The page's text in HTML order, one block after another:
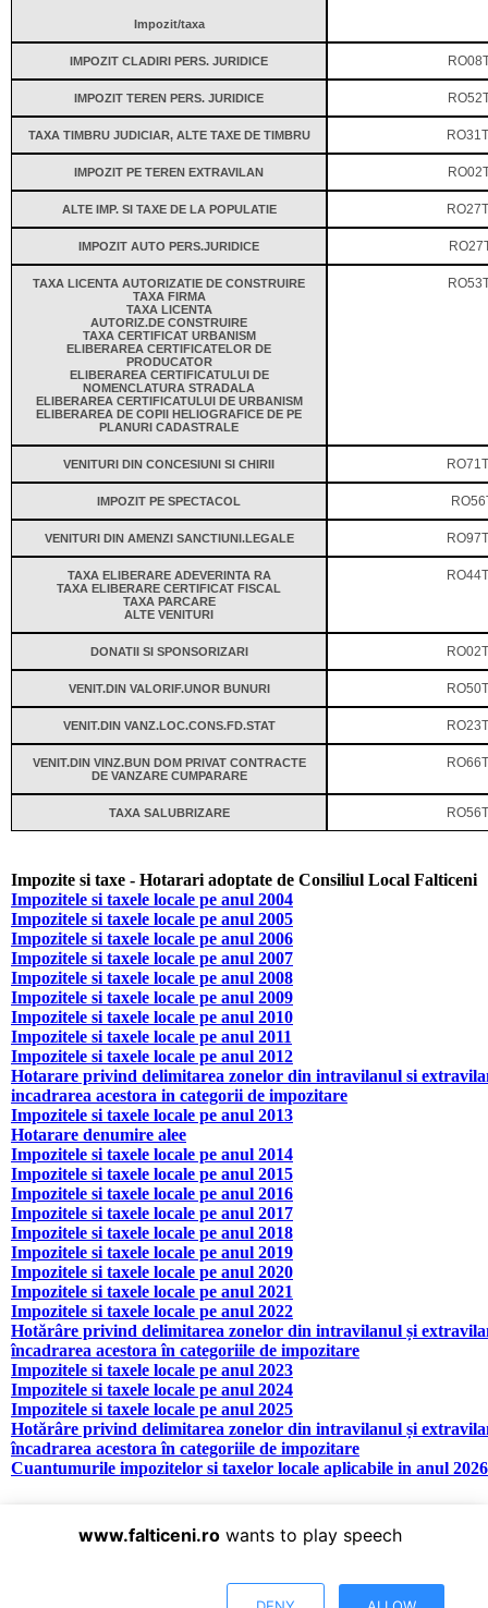
Impozit/taxa
IMPOZIT CLADIRI PERS. JURIDICE
IMPOZIT TEREN PERS. JURIDICE
TAXA TIMBRU JUDICIAR, ALTE TAXE DE TIMBRU
IMPOZIT PE TEREN EXTRAVILAN
ALTE IMP. SI TAXE DE LA POPULATIE
IMPOZIT AUTO PERS.JURIDICE
TAXA LICENTA AUTORIZATIE DE CONSTRUIRE
TAXA FIRMA
TAXA LICENTA
AUTORIZ.DE CONSTRUIRE
TAXA CERTIFICAT URBANISM
ELIBERAREA CERTIFICATELOR DE
PRODUCATOR
ELIBERAREA CERTIFICATULUI DE
NOMENCLATURA STRADALA
ELIBERAREA CERTIFICATULUI DE URBANISM
ELIBERAREA DE COPII HELIOGRAFICE DE PE
PLANURI CADASTRALE
VENITURI DIN CONCESIUNI SI CHIRII
IMPOZIT PE SPECTACOL
VENITURI DIN AMENZI SANCTIUNI.LEGALE
TAXA ELIBERARE ADEVERINTA RA
TAXA ELIBERARE CERTIFICAT FISCAL
TAXA PARCARE
ALTE VENITURI
DONATII SI SPONSORIZARI
VENIT.DIN VALORIF.UNOR BUNURI
VENIT.DIN VANZ.LOC.CONS.FD.STAT
VENIT.DIN VINZ.BUN DOM PRIVAT CONTRACTE
DE VANZARE CUMPARARE
TAXA SALUBRIZARE
Impozite si taxe - Hotarari adoptate de Consiliul Local Falticeni
Impozitele si taxele locale pe anul 2004
Impozitele si taxele locale pe anul 2005
Impozitele si taxele locale pe anul 2006
Impozitele si taxele locale pe anul 2007
Impozitele si taxele locale pe anul 2008
Impozitele si taxele locale pe anul 2009
Impozitele si taxele locale pe anul 2010
Impozitele si taxele locale pe anul 2011
Impozitele si taxele locale pe anul 2012
Hotarare privind delimitarea zonelor din intravilanul si
incadrarea acestora in categorii de impozitare
Impozitele si taxele locale pe anul 2013
Hotarare denumire alee
Impozitele si taxele locale pe anul 2014
Impozitele si taxele locale pe anul 2015
Impozitele si taxele locale pe anul 2016
Impozitele si taxele locale pe anul 2017
Impozitele si taxele locale pe anul 2018
Impozitele si taxele locale pe anul 2019
Impozitele si taxele locale pe anul 2020
Impozitele si taxele locale pe anul 2021
Impozitele si taxele locale pe anul 2022
Hotărâre privind delimitarea zonelor din intravilanul și
încadrarea acestora în categoriile de impozitare
Impozitele si taxele locale pe anul 2023
Impozitele si taxele locale pe anul 2024
Impozitele si taxele locale pe anul 2025
Hotărâre privind delimitarea zonelor din intravilanul și
încadrarea acestora în categoriile de impozitare
Cuantumurile impozitelor si taxelor locale aplicabile in anul 2026
www.falticeni.rowants to play speech